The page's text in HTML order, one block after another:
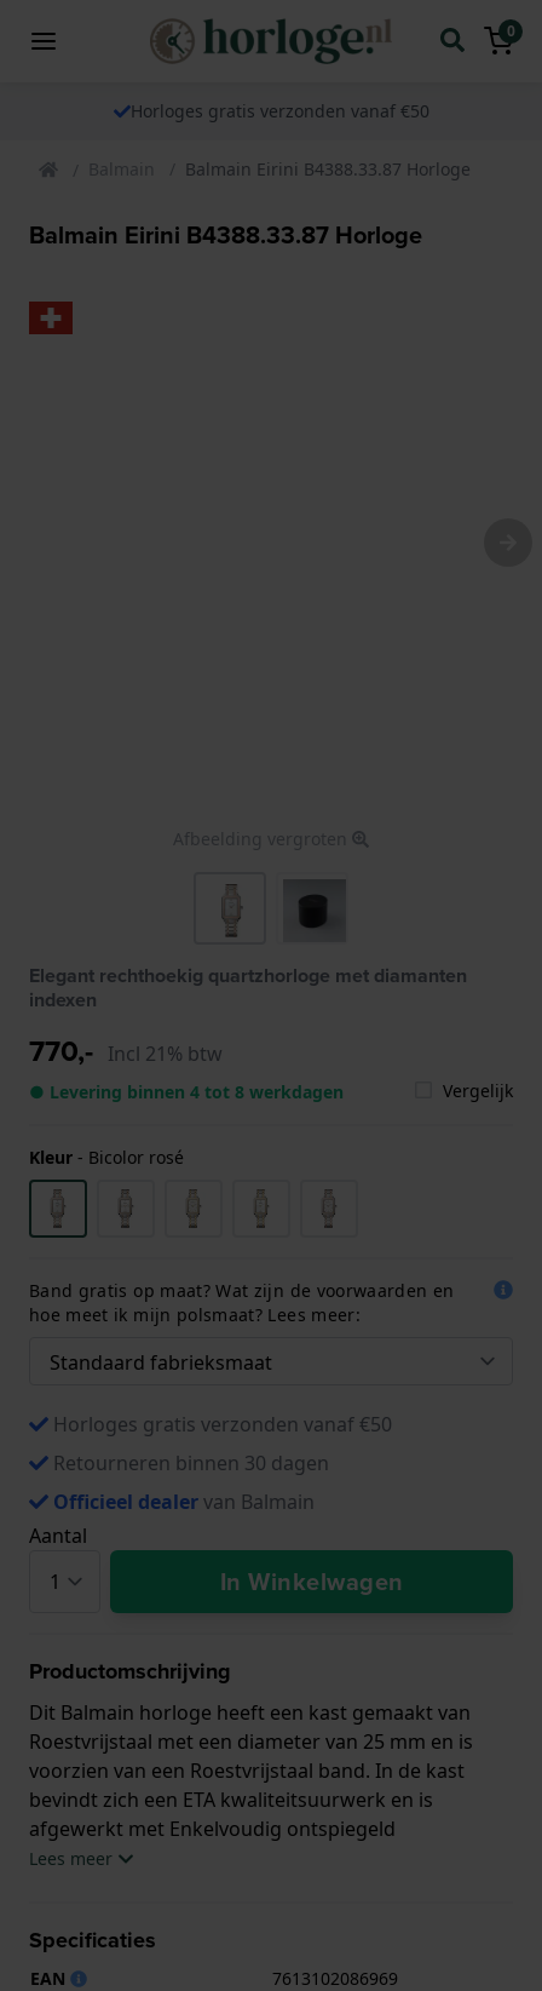
0
Horloges gratis verzonden vanaf €50
Balmain Balmain Eirini B4388.33.87 Horloge
Balmain Eirini B4388.33.87 Horloge
Afbeelding vergroten
Elegant rechthoekig quartzhorloge met diamanten
indexen
770,- Incl 21% btw
● Levering binnen 4 tot 8 werkdagen Vergelijk
Kleur - Bicolor rosé
Band gratis op maat? Wat zijn de voorwaarden en
hoe meet ik mijn polsmaat? Lees meer:
Horloges gratis verzonden vanaf €50
Retourneren binnen 30 dagen
Officieel dealervan Balmain
Aantal
In Winkelwagen
Productomschrijving
Dit Balmain horloge heeft een kast gemaakt van
Roestvrijstaal met een diameter van 25 mm en is
voorzien van een Roestvrijstaal band. In de kast
bevindt zich een ETA kwaliteitsuurwerk en is
afgewerkt met Enkelvoudig ontspiegeld
saffierglasglas.
spatwaterdicht is.. Verder wordt het horloge
geleverd met 2 jaar garantie.
Lees meer
Specificaties
EAN
7613102086969